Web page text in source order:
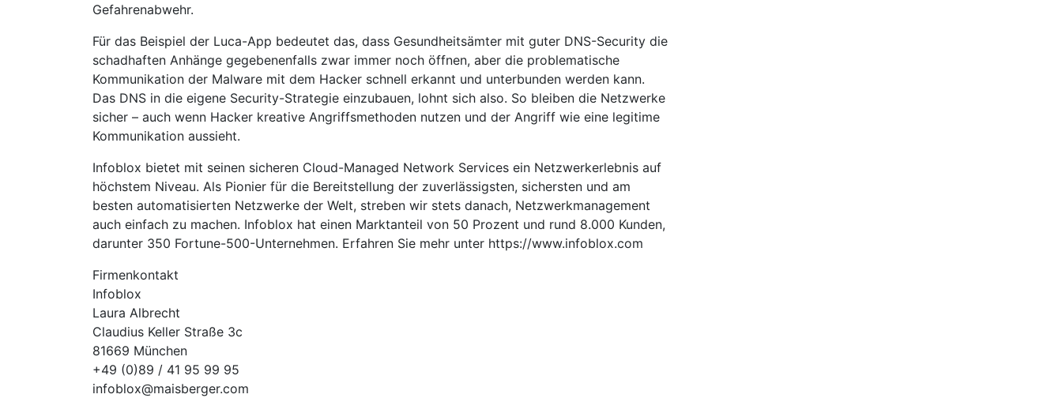
Gefahrenabwehr.
Für das Beispiel der Luca-App bedeutet das, dass Gesundheitsämter mit guter DNS-Security die
schadhaften Anhänge gegebenenfalls zwar immer noch öffnen, aber die problematische
Kommunikation der Malware mit dem Hacker schnell erkannt und unterbunden werden kann.
Das DNS in die eigene Security-Strategie einzubauen, lohnt sich also. So bleiben die Netzwerke
sicher – auch wenn Hacker kreative Angriffsmethoden nutzen und der Angriff wie eine legitime
Kommunikation aussieht.
Infoblox bietet mit seinen sicheren Cloud-Managed Network Services ein Netzwerkerlebnis auf
höchstem Niveau. Als Pionier für die Bereitstellung der zuverlässigsten, sichersten und am
besten automatisierten Netzwerke der Welt, streben wir stets danach, Netzwerkmanagement
auch einfach zu machen. Infoblox hat einen Marktanteil von 50 Prozent und rund 8.000 Kunden,
darunter 350 Fortune-500-Unternehmen. Erfahren Sie mehr unter https://www.infoblox.com
Firmenkontakt
Infoblox
Laura Albrecht
Claudius Keller Straße 3c
81669 München
+49 (0)89 / 41 95 99 95
infoblox@maisberger.com